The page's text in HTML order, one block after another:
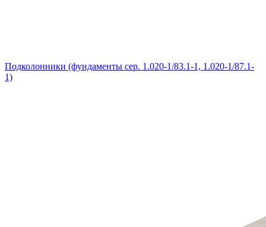
Подколонники (фундаменты сер. 1.020-1/83.1-1, 1.020-1/87.1-
1)